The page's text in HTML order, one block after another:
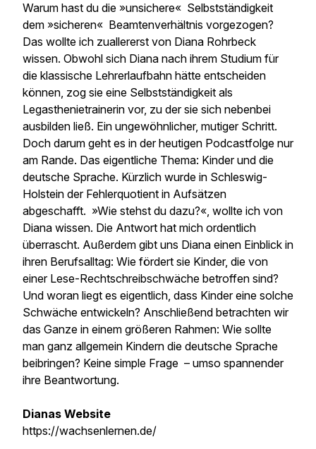
Warum hast du die »unsichere« Selbstständigkeit
dem »sicheren« Beamtenverhältnis vorgezogen?
Das wollte ich zuallererst von Diana Rohrbeck
wissen. Obwohl sich Diana nach ihrem Studium für
die klassische Lehrerlaufbahn hätte entscheiden
können, zog sie eine Selbstständigkeit als
Legasthenietrainerin vor, zu der sie sich nebenbei
ausbilden ließ. Ein ungewöhnlicher, mutiger Schritt.
Doch darum geht es in der heutigen Podcastfolge nur
am Rande. Das eigentliche Thema: Kinder und die
deutsche Sprache. Kürzlich wurde in Schleswig-
Holstein der Fehlerquotient in Aufsätzen
abgeschafft. »Wie stehst du dazu?«, wollte ich von
Diana wissen. Die Antwort hat mich ordentlich
überrascht. Außerdem gibt uns Diana einen Einblick in
ihren Berufsalltag: Wie fördert sie Kinder, die von
einer Lese-Rechtschreibschwäche betroffen sind?
Und woran liegt es eigentlich, dass Kinder eine solche
Schwäche entwickeln? Anschließend betrachten wir
das Ganze in einem größeren Rahmen: Wie sollte
man ganz allgemein Kindern die deutsche Sprache
beibringen? Keine simple Frage – umso spannender
ihre Beantwortung.
Dianas Website
https://wachsenlernen.de/